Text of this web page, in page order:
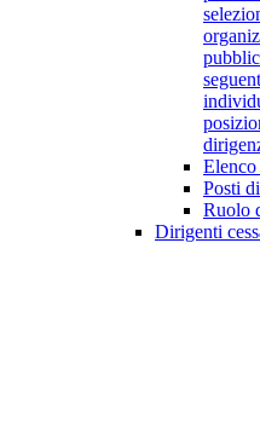
Posti
Ruolo
Dirigenti